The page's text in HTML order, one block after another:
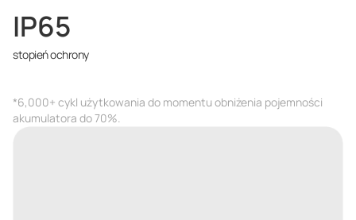
IP65
stopień ochrony
*6,000+ cykl użytkowania do momentu obniżenia pojemności
akumulatora do 70%.